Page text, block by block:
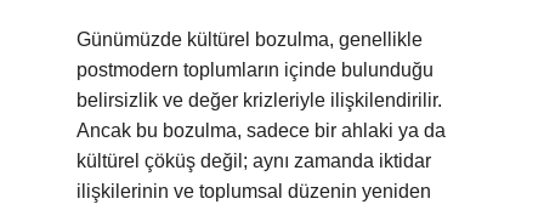
Günümüzde kültürel bozulma, genellikle
postmodern toplumların içinde bulunduğu
belirsizlik ve değer krizleriyle ilişkilendirilir.
Ancak bu bozulma, sadece bir ahlaki ya da
kültürel çöküş değil; aynı zamanda iktidar
ilişkilerinin ve toplumsal düzenin yeniden